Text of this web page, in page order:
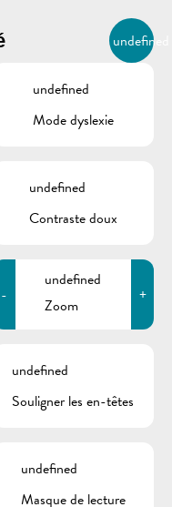
FR
BIERGER.REMICH.LU
undefined
undefined
Mode dyslexie
undefined
Contraste doux
-
undefined
Zoom
+
undefined
Souligner les en-têtes
undefined
Masque de lecture